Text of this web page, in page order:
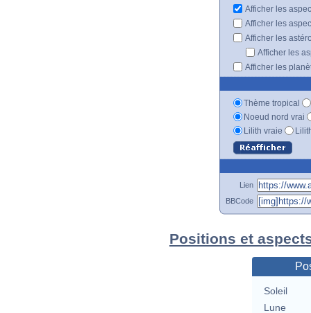
Afficher les
Afficher les
Afficher les
Afficher les
Afficher les
Thème tropical
Noeud nord vrai
Lilith vraie
Lien
BBCode
Positions et
Soleil
Lune